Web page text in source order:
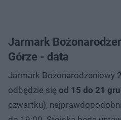
Jarmark
Górze - data
Jarmark Bożonarodzeniowy
odbędzie się od 15 do 21
czwartku),